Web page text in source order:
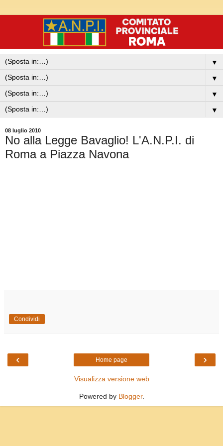
▼
▼
▼
▼
08 luglio 2010
No alla Legge Bavaglio! L'A.N.P.I. di
Roma a Piazza Navona
Condividi
‹ ›
Home page
Visualizza versione web
Powered by Blogger.